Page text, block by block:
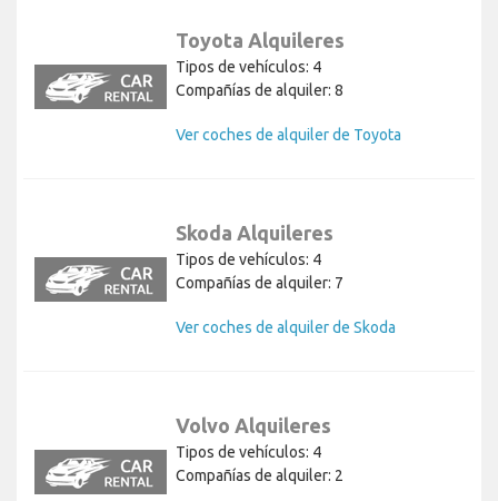
Toyota Alquileres
Tipos de vehículos: 4
Compañías de alquiler: 8
Ver coches de alquiler de Toyota
Skoda Alquileres
Tipos de vehículos: 4
Compañías de alquiler: 7
Ver coches de alquiler de Skoda
Volvo Alquileres
Tipos de vehículos: 4
Compañías de alquiler: 2